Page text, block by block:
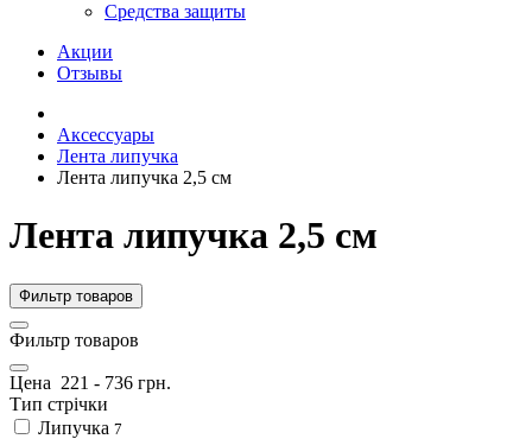
Средства защиты
Акции
Отзывы
Аксессуары
Лента липучка
Лента липучка 2,5 см
Лента липучка 2,5 см
Фильтр товаров
Фильтр товаров
Цена 221 - 736 грн.
Тип стрічки
Липучка 7